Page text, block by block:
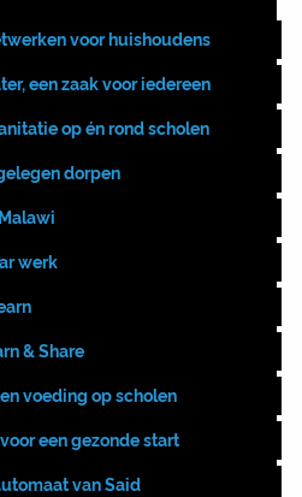
voor huishoudens
een zaak voor iedereen
op én rond scholen
dorpen
werk
& Share
voeding op scholen
een gezonde start
van Said